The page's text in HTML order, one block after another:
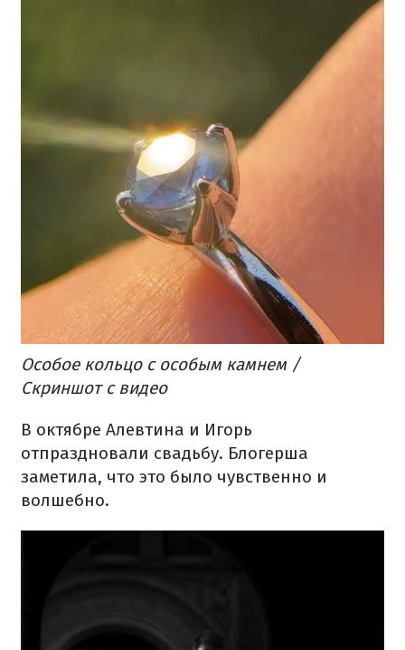
Особое кольцо с особым камнем /
Скриншот с видео
В октябре Алевтина и Игорь
отпраздновали свадьбу. Блогерша
заметила, что это было чувственно и
волшебно.